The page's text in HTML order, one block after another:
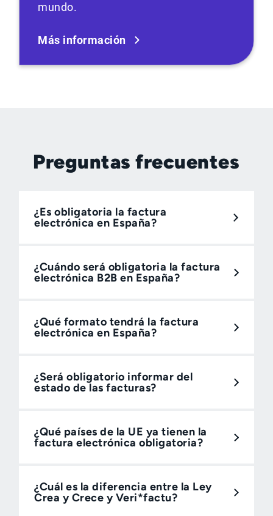
mundo.
Más información
Preguntas frecuentes
¿Es obligatoria la factura
electrónica en España?
¿Cuándo será obligatoria la factura
electrónica B2B en España?
¿Qué formato tendrá la factura
electrónica en España?
¿Será obligatorio informar del
estado de las facturas?
¿Qué países de la UE ya tienen la
factura electrónica obligatoria?
¿Cuál es la diferencia entre la Ley
Crea y Crece y Veri*factu?